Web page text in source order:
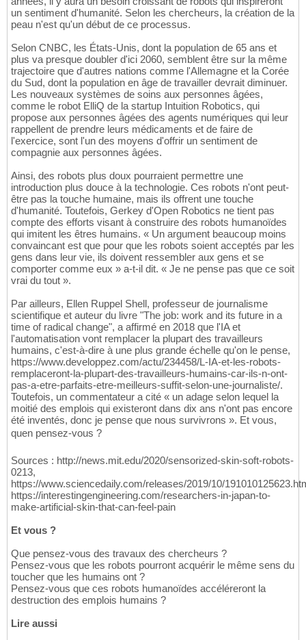
un sentiment d'humanité. Selon les chercheurs, la création de la
peau n'est qu'un début de ce processus.
Selon CNBC, les États-Unis, dont la population de 65 ans et
plus va presque doubler d'ici 2060, semblent être sur la même
trajectoire que d'autres nations comme l'Allemagne et la Corée
du Sud, dont la population en âge de travailler devrait diminuer.
Les nouveaux systèmes de soins aux personnes âgées,
comme le robot ElliQ de la startup Intuition Robotics, qui
propose aux personnes âgées des agents numériques qui leur
rappellent de prendre leurs médicaments et de faire de
l'exercice, sont l'un des moyens d'offrir un sentiment de
compagnie aux personnes âgées.
Ainsi, des robots plus doux pourraient permettre une
introduction plus douce à la technologie. Ces robots n'ont peut-
être pas la touche humaine, mais ils offrent une touche
d'humanité. Toutefois, Gerkey d'Open Robotics ne tient pas
compte des efforts visant à construire des robots humanoïdes
qui imitent les êtres humains. « Un argument beaucoup moins
convaincant est que pour que les robots soient acceptés par les
gens dans leur vie, ils doivent ressembler aux gens et se
comporter comme eux » a-t-il dit. « Je ne pense pas que ce soit
vrai du tout ».
Par ailleurs, Ellen Ruppel Shell, professeur de journalisme
scientifique et auteur du livre "The job: work and its future in a
time of radical change", a affirmé en 2018 que l'IA et
l'automatisation vont remplacer la plupart des travailleurs
humains, c'est-à-dire à une plus grande échelle qu'on le pense,
https://www.developpez.com/actu/234458/L-IA-et-les-robots-
remplaceront-la-plupart-des-travailleurs-humains-car-ils-n-ont-
pas-a-etre-parfaits-etre-meilleurs-suffit-selon-une-journaliste/.
Toutefois, un commentateur a cité « un adage selon lequel la
moitié des emplois qui existeront dans dix ans n'ont pas encore
été inventés, donc je pense que nous survivrons ». Et vous,
quen pensez-vous ?
Sources : http://news.mit.edu/2020/sensorized-skin-soft-robots-
0213,
https://www.sciencedaily.com/releases/2019/10/
https://interestingengineering.com/researchers-in-japan-to-
make-artificial-skin-that-can-feel-pain
Et vous ?
Que pensez-vous des travaux des chercheurs ?
Pensez-vous que les robots pourront acquérir le même sens du
toucher que les humains ont ?
Pensez-vous que ces robots humanoïdes accéléreront la
destruction des emplois humains ?
Lire aussi